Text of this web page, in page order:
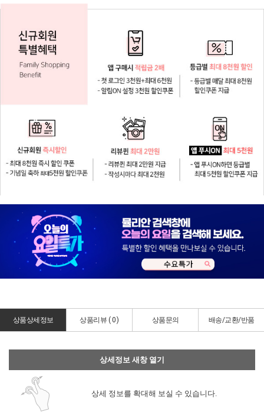
상품상세정보 상품리뷰 ( 0) 상품문의 배송/교환/반품
상세정보 새창 열기
상세 정보를 확대해 보실 수 있습니다.